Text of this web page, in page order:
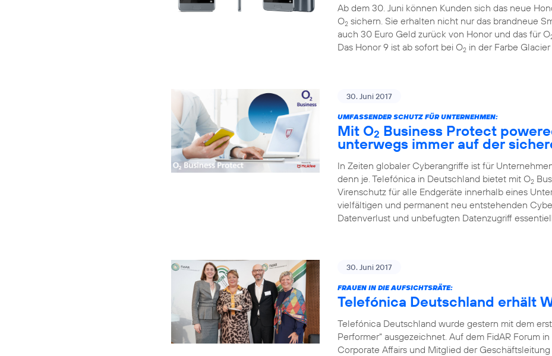
Ab dem 30. Juni können Kunden sich das neue
O2 sichern. Sie erhalten nicht nur das brandneue
auch 30 Euro Geld zurück von Honor und das für O
Das Honor 9 ist ab sofort bei O2 in der Farbe
30. Juni 2017
UMFASSENDER SCHUTZ FÜR UNTERNEHMEN:
Mit O2 Business Protect
unterwegs immer auf der
In Zeiten globaler Cyberangriffe ist für
denn je. Telefónica in Deutschland bietet mit O2
Virenschutz für alle Endgeräte innerhalb eines
vielfältigen und permanent neu entstehenden
Datenverlust und unbefugten Datenzugriff
30. Juni 2017
FRAUEN IN DIE AUFSICHTSRÄTE:
Telefónica Deutschland erhält
Telefónica Deutschland wurde gestern mit dem
Performer“ ausgezeichnet. Auf dem FidAR Forum
Corporate Affairs und Mitglied der